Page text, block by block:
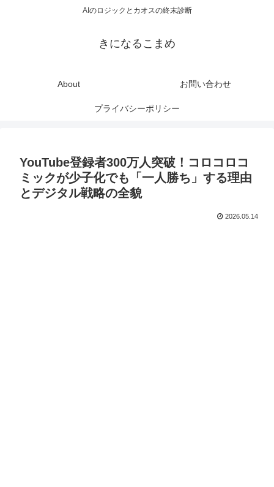
AIのロジックとカオスの終末診断
きになるこまめ
About お問い合わせ
プライバシーポリシー
YouTube登録者300万人突破！コロコロコ
ミックが少子化でも「一人勝ち」する理由
とデジタル戦略の全貌
2026.05.14